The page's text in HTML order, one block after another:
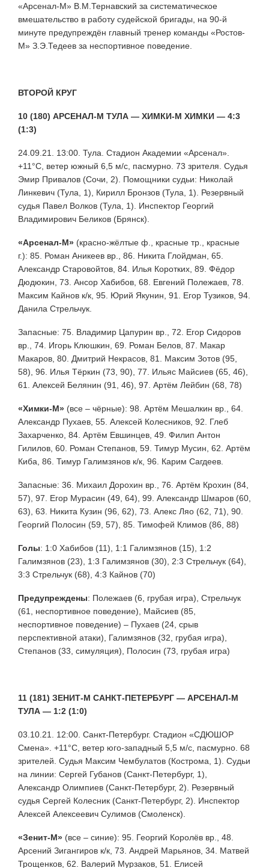
«Арсенал-М» В.М.Тернавский за систематическое
вмешательство в работу судейской бригады, на 90-й
минуте предупреждён главный тренер команды «Ростов-
М» З.Э.Тедеев за неспортивное поведение.
ВТОРОЙ КРУГ
10 (180) АРСЕНАЛ-М ТУЛА — ХИМКИ-М ХИМКИ — 4:3
(1:3)
24.09.21. 13:00. Тула. Стадион Академии «Арсенал».
+11°С, ветер южный 6,5 м/с, пасмурно. 73 зрителя. Судья
Эмир Привалов (Сочи, 2). Помощники судьи: Николай
Линкевич (Тула, 1), Кирилл Бронзов (Тула, 1). Резервный
судья Павел Волков (Тула, 1). Инспектор Георгий
Владимирович Беликов (Брянск).
«Арсенал-М» (красно-жёлтые ф., красные тр., красные
г.): 85. Роман Аникеев вр., 86. Никита Глойдман, 65.
Александр Старовойтов, 84. Илья Коротких, 89. Фёдор
Дюдюкин, 73. Ансор Хабибов, 68. Евгений Полежаев, 78.
Максим Кайнов к/к, 95. Юрий Якунин, 91. Егор Тузиков, 94.
Данила Стрельчук.
Запасные: 75. Владимир Цапурин вр., 72. Егор Сидоров
вр., 74. Игорь Клюшкин, 69. Роман Белов, 87. Макар
Макаров, 80. Дмитрий Некрасов, 81. Максим Зотов (95,
58), 96. Илья Тёркин (73, 90), 77. Ильяс Майсиев (65, 46),
61. Алексей Белянин (91, 46), 97. Артём Лейбин (68, 78)
«Химки-М» (все – чёрные): 98. Артём Мешалкин вр., 64.
Александр Пухаев, 55. Алексей Колесников, 92. Глеб
Захарченко, 84. Артём Евшинцев, 49. Филип Антон
Гилилов, 60. Роман Степанов, 59. Тимур Мусин, 62. Артём
Киба, 86. Тимур Галимзянов к/к, 96. Карим Сагдеев.
Запасные: 36. Михаил Дорохин вр., 76. Артём Крохин (84,
57), 97. Егор Мурасин (49, 64), 99. Александр Шмаров (60,
63), 63. Никита Кузин (96, 62), 73. Алекс Ляо (62, 71), 90.
Георгий Полосин (59, 57), 85. Тимофей Климов (86, 88)
Голы: 1:0 Хабибов (11), 1:1 Галимзянов (15), 1:2
Галимзянов (23), 1:3 Галимзянов (30), 2:3 Стрельчук (64),
3:3 Стрельчук (68), 4:3 Кайнов (70)
Предупреждены: Полежаев (6, грубая игра), Стрельчук
(61, неспортивное поведение), Майсиев (85,
неспортивное поведение) – Пухаев (24, срыв
перспективной атаки), Галимзянов (32, грубая игра),
Степанов (33, симуляция), Полосин (73, грубая игра)
11 (181) ЗЕНИТ-М САНКТ-ПЕТЕРБУРГ — АРСЕНАЛ-М
ТУЛА — 1:2 (1:0)
03.10.21. 12:00. Санкт-Петербург. Стадион «СДЮШОР
Смена». +11°C, ветер юго-западный 5,5 м/с, пасмурно. 68
зрителей. Судья Максим Чембулатов (Кострома, 1). Судьи
на линии: Сергей Губанов (Санкт-Петербург, 1),
Александр Олимпиев (Санкт-Петербург, 2). Резервный
судья Сергей Колесник (Санкт-Петербург, 2). Инспектор
Алексей Алексеевич Сулимов (Смоленск).
«Зенит-М» (все – синие): 95. Георгий Королёв вр., 48.
Арсений Зигангиров к/к, 73. Андрей Марьянов, 34. Матвей
Трощенков, 62. Валерий Мурзаков, 51. Елисей